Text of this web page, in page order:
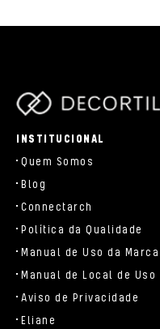
INSTITUCIONAL
Quem Somos
Blog
Connectarch
Política da Qualidade
Manual de Uso da Marca
Manual de Local de Uso
Aviso de Privacidade
Eliane